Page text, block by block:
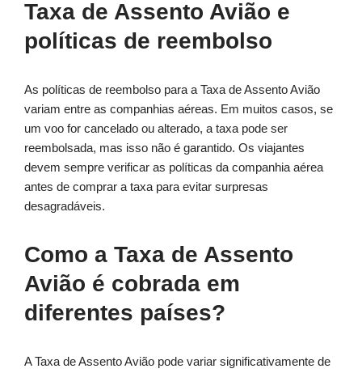
Taxa de Assento Avião e
políticas de reembolso
As políticas de reembolso para a Taxa de Assento Avião
variam entre as companhias aéreas. Em muitos casos, se
um voo for cancelado ou alterado, a taxa pode ser
reembolsada, mas isso não é garantido. Os viajantes
devem sempre verificar as políticas da companhia aérea
antes de comprar a taxa para evitar surpresas
desagradáveis.
Como a Taxa de Assento
Avião é cobrada em
diferentes países?
A Taxa de Assento Avião pode variar significativamente de